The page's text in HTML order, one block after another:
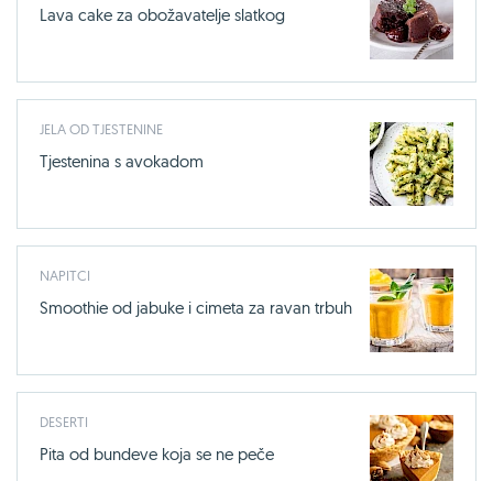
Lava cake za obožavatelje slatkog
JELA OD TJESTENINE
Tjestenina s avokadom
NAPITCI
Smoothie od jabuke i cimeta za ravan trbuh
DESERTI
Pita od bundeve koja se ne peče